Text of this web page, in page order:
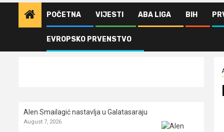
POČETNA VIJESTI ABA LIGA BIH
EVROPSKO PRVENSTVO
ABA Liga Rikić ima novi klub
Alen Smailagić nastavlja u Galatasaraju
August 7, 2026